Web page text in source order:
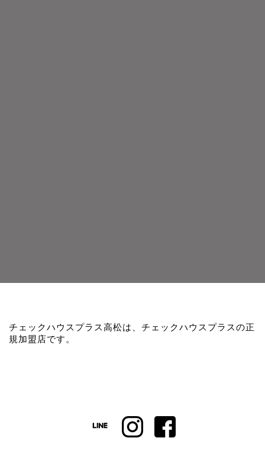
チェックハウスプラス高松は、チェックハウスプラスの正
規加盟店です。